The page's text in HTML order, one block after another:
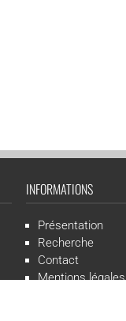
INFORMATIONS
Présentation
Recherche
Contact
Mentions légales